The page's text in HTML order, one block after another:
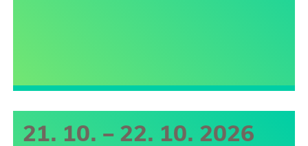
21. 10. – 22. 10. 2026